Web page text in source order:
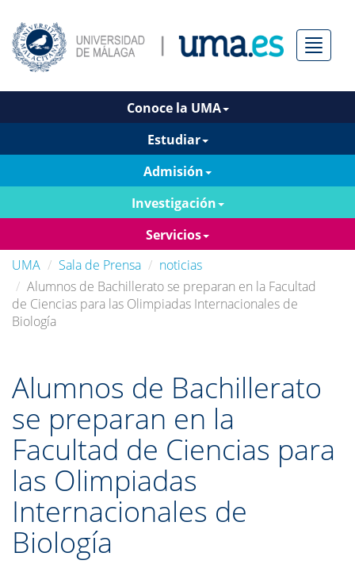
Menú
Conoce la UMA
Estudiar
Admisión
Investigación
Servicios
UMA
Sala de Prensa
noticias
Alumnos de Bachillerato se preparan en la Facultad
de Ciencias para las Olimpiadas Internacionales de
Biología
Alumnos de Bachillerato
se preparan en la
Facultad de Ciencias para
las Olimpiadas
Internacionales de
Biología